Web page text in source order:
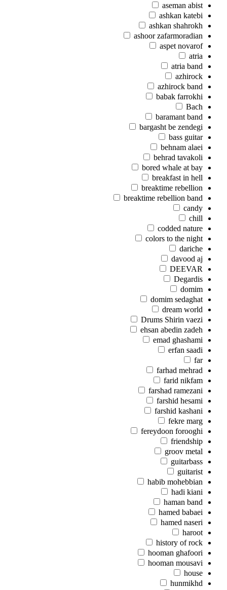
aseman abist
ashkan katebi
ashkan shahrokh
ashoor zafarmoradian
aspet novarof
atria
atria band
azhirock
azhirock band
babak farrokhi
Bach
baramant band
bargasht be zendegi
bass guitar
behnam alaei
behrad tavakoli
bored whale at bay
breakfast in hell
breaktime rebellion
breaktime rebellion band
candy
chill
codded nature
colors to the night
dariche
davood aj
DEEVAR
Degardis
domim
domim sedaghat
dream world
Drums Shirin vaezi
ehsan abedin zadeh
emad ghashami
erfan saadi
far
farhad mehrad
farid nikfam
farshad ramezani
farshid hesami
farshid kashani
fekre marg
fereydoon forooghi
friendship
groov metal
guitarbass
guitarist
habib mohebbian
hadi kiani
haman band
hamed babaei
hamed naseri
haroot
history of rock
hooman ghafoori
hooman mousavi
house
hunmikhd